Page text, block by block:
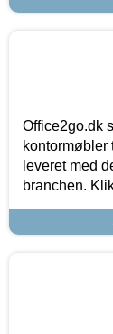
Office2go.dk
kontormøbler
leveret med
branchen.